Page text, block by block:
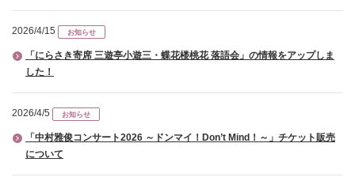
2026/4/15 お知らせ
「にらさき寄席 三遊亭小遊三・蝶花楼桃花 落語会」の情報をアップしま
した！
2026/4/5 お知らせ
「中村雅俊コンサート2026 ～ドンマイ！Don’t Mind！～」チケット販売
について